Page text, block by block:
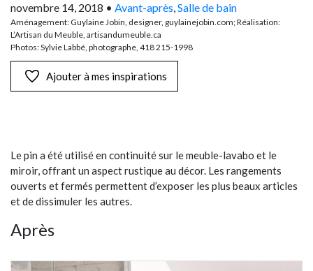
novembre 14, 2018 • Avant-après,Salle de bain
Aménagement: Guylaine Jobin, designer, guylainejobin.com; Réalisation:
L’Artisan du Meuble, artisandumeuble.ca
Photos: Sylvie Labbé, photographe, 418 215-1998
Ajouter à mes inspirations
Le pin a été utilisé en continuité sur le meuble-lavabo et le
miroir, offrant un aspect rustique au décor. Les rangements
ouverts et fermés permettent d’exposer les plus beaux articles
et de dissimuler les autres.
Après